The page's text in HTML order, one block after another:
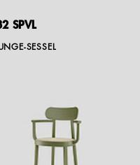
SPVL
SESSEL